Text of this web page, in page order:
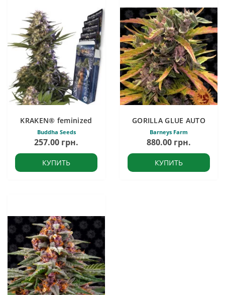
KRAKEN® feminized
Buddha Seeds
257.00 грн.
КУПИТЬ
GORILLA GLUE AUTO
Barneys Farm
880.00 грн.
КУПИТЬ